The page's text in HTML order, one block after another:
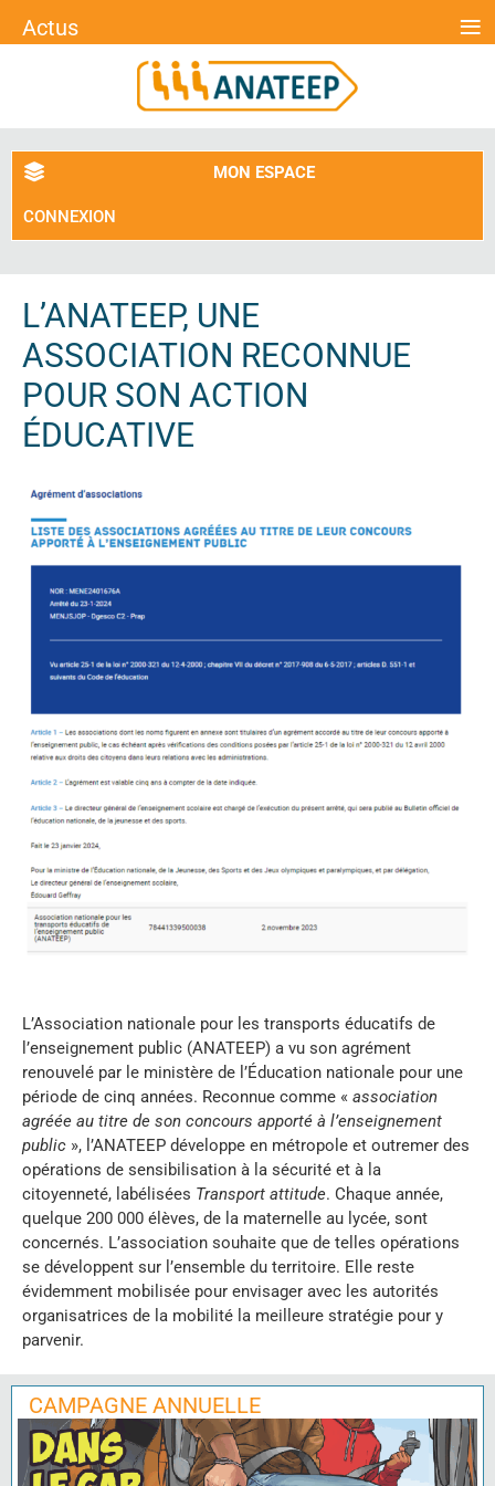
MON ESPACE
CONNEXION
L’ANATEEP, UNE
ASSOCIATION RECONNUE
POUR SON ACTION
ÉDUCATIVE
L’Association nationale pour les transports éducatifs de
l’enseignement public (ANATEEP) a vu son agrément
renouvelé par le ministère de l’Éducation nationale pour une
période de cinq années. Reconnue comme « association
agréée au titre de son concours apporté à l’enseignement
public », l’ANATEEP développe en métropole et outremer des
opérations de sensibilisation à la sécurité et à la
citoyenneté, labélisées Transport attitude. Chaque année,
quelque 200 000 élèves, de la maternelle au lycée, sont
concernés. L’association souhaite que de telles opérations
se développent sur l’ensemble du territoire. Elle reste
évidemment mobilisée pour envisager avec les autorités
organisatrices de la mobilité la meilleure stratégie pour y
parvenir.
CAMPAGNE ANNUELLE
Actus ≡